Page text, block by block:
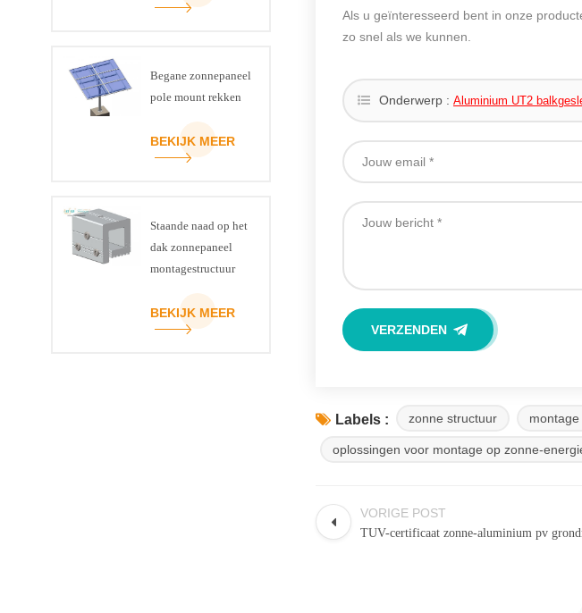
Als u geïnteresseerd bent in onze
zo snel als we kunnen.
Onderwerp : Aluminium UT2
Labels : zonne structuur
oplossingen voor montage op zonne-
VORIGE POST
Begane zonnepaneel
pole mount rekken
BEKIJK MEER
Staande naad op het
dak zonnepaneel
montagestructuur
BEKIJK MEER